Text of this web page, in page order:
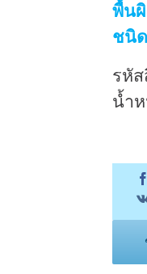
พื้น
ชนิ
รหั
น้ำ